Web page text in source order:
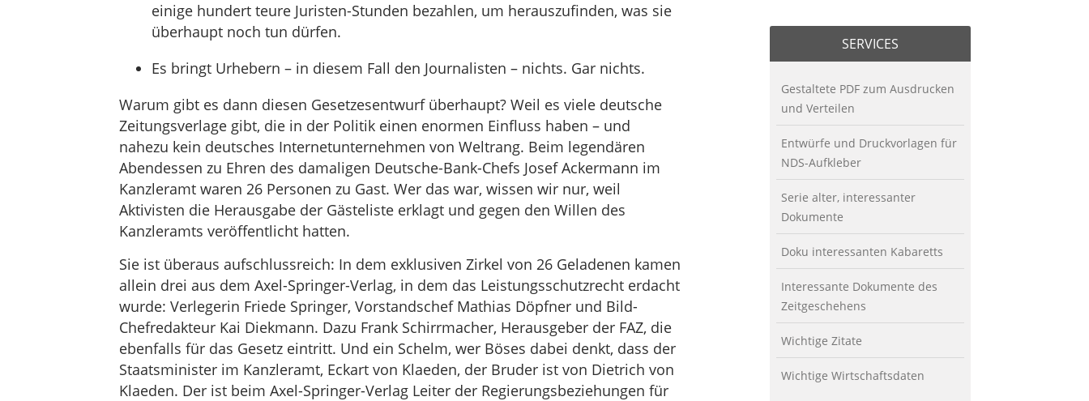
einige hundert teure Juristen-Stunden bezahlen, um herauszufinden, was sie
überhaupt noch tun dürfen.
Es bringt Urhebern – in diesem Fall den Journalisten – nichts. Gar nichts.
Warum gibt es dann diesen Gesetzesentwurf überhaupt? Weil es viele deutsche
Zeitungsverlage gibt, die in der Politik einen enormen Einfluss haben – und
nahezu kein deutsches Internetunternehmen von Weltrang. Beim legendären
Abendessen zu Ehren des damaligen Deutsche-Bank-Chefs Josef Ackermann im
Kanzleramt waren 26 Personen zu Gast. Wer das war, wissen wir nur, weil
Aktivisten die Herausgabe der Gästeliste erklagt und gegen den Willen des
Kanzleramts veröffentlicht hatten.
Sie ist überaus aufschlussreich: In dem exklusiven Zirkel von 26 Geladenen kamen
allein drei aus dem Axel-Springer-Verlag, in dem das Leistungsschutzrecht erdacht
wurde: Verlegerin Friede Springer, Vorstandschef Mathias Döpfner und Bild-
Chefredakteur Kai Diekmann. Dazu Frank Schirrmacher, Herausgeber der FAZ, die
ebenfalls für das Gesetz eintritt. Und ein Schelm, wer Böses dabei denkt, dass der
Staatsminister im Kanzleramt, Eckart von Klaeden, der Bruder ist von Dietrich von
Klaeden. Der ist beim Axel-Springer-Verlag Leiter der Regierungsbeziehungen für
SERVICES
Gestaltete PDF zum Ausdrucken
und Verteilen
Entwürfe und Druckvorlagen für
NDS-Aufkleber
Serie alter, interessanter
Dokumente
Doku interessanten Kabaretts
Interessante Dokumente des
Zeitgeschehens
Wichtige Zitate
Wichtige Wirtschaftsdaten